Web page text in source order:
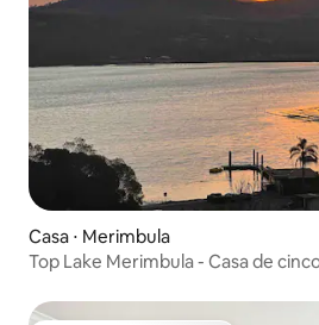
Casa ⋅ Merimbula
Top Lake Merimbula - Casa de